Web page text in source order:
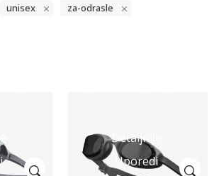
unisex
za-odrasle
Detaljnije
Uporedi